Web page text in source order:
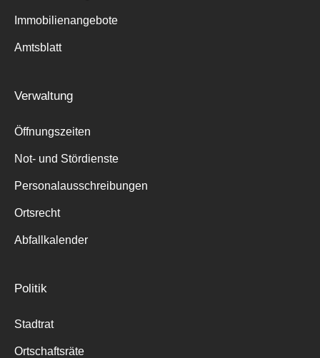
Immobilienangebote
Amtsblatt
Verwaltung
Öffnungszeiten
Not- und Stördienste
Personalausschreibungen
Ortsrecht
Abfallkalender
Politik
Stadtrat
Ortschaftsräte